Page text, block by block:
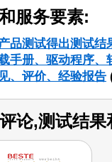
服务要素:
品测试得出测试结
手册、驱动程序、
、评价、经验报告
论,测试结果